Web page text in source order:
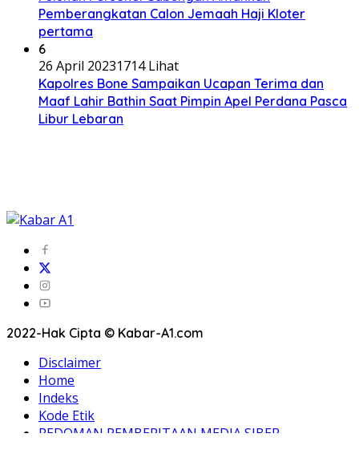
Pemberangkatan Calon Jemaah Haji Kloter
pertama
6
26 April 20231714 Lihat
Kapolres Bone Sampaikan Ucapan Terima dan
Maaf Lahir Bathin Saat Pimpin Apel Perdana Pasca
Libur Lebaran
2022-Hak Cipta © Kabar-A1.com
Disclaimer
Home
Indeks
Kode Etik
PEDOMAN PEMBERITAAN MEDIA SIBER